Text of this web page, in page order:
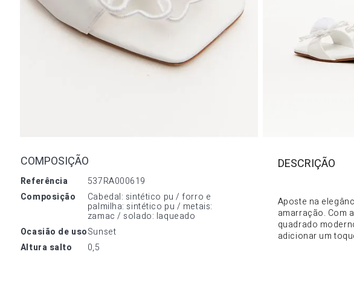
COMPOSIÇÃO
referência
537RA000619
composição
Cabedal: sintético pu / forro e
palmilha: sintético pu / metais:
zamac / solado: laqueado
ocasião de usoSunset
altura salto
0,5
Aposte na
amarração. Com
quadrado
adicionar um